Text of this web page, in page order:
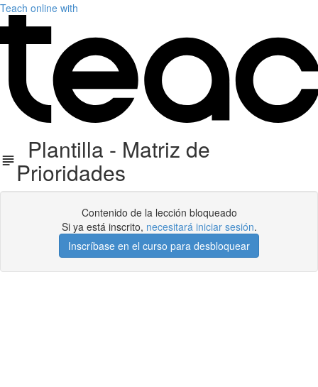
Teach online with
Plantilla - Matriz de
Prioridades
Contenido de la lección bloqueado
Si ya está inscrito, necesitará iniciar sesión.
Inscríbase en el curso para desbloquear